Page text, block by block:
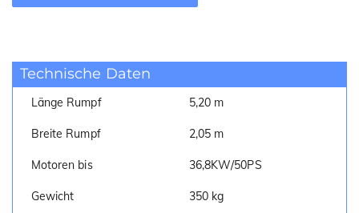
Technische Daten
Länge Rumpf 5,20 m
Breite Rumpf 2,05 m
Motoren bis 36,8KW/50PS
Gewicht 350 kg